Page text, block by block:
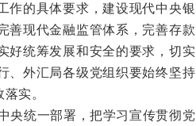
作的具体要求，建设现代中央银
善现代金融监管体系，完善存款
好统筹发展和安全的要求，切实
、外汇局各级党组织要始终坚持
实。
央统一部署，把学习宣传贯彻党